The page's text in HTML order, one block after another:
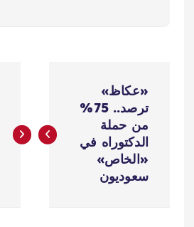
ص
«عكاظ»
ترصد.. 75%
من حملة
الدكتوراه في
«الخاص»
سعوديون